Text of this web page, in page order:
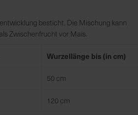
besticht. Die Mischung kann
Zwischenfrucht vor Mais.
Wurzellänge bis (in cm)
50 cm
120 cm